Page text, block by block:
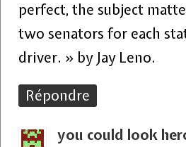
perfect, the subject
two senators for each
driver. » by Jay Leno.
Répondre
you could look